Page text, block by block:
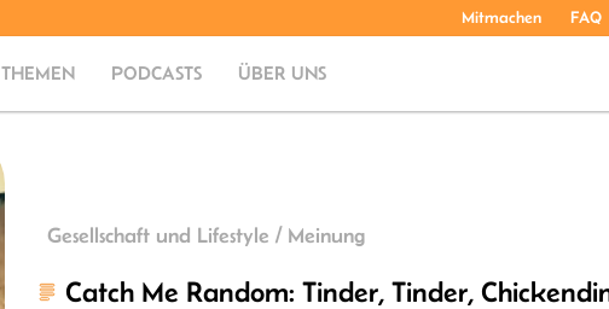
Mitmachen FAQ
THEMEN PODCASTS ÜBER UNS
Gesellschaft und Lifestyle / Meinung
Catch Me Random: Tinder, Tinder,